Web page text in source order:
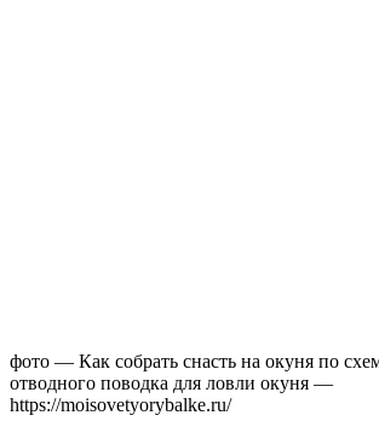
фото — Как собрать снасть на окуня по
отводного поводка для ловли окуня —
https://moisovetyorybalke.ru/